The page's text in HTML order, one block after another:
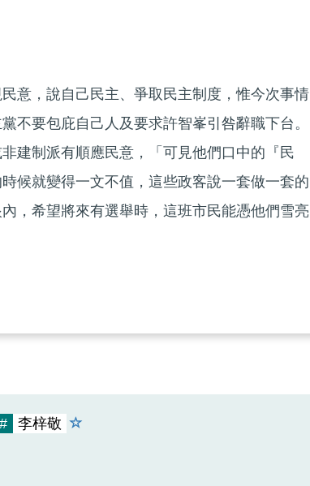
意，說自己民主、爭取民主制度，惟今次事情
不要包庇自己人及要求許智峯引咎辭職下台。
建制派有順應民意，「可見他們口中的『民
候就變得一文不值，這些政客說一套做一套的
，希望將來有選舉時，這班市民能憑他們雪亮
# 李梓敬